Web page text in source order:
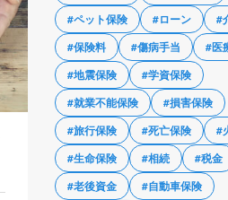
#ペット保険
#ローン
#
#保険料
#傷病手当
#医
#地震保険
#学資保険
#就業不能保険
#損害保険
#旅行保険
#死亡保険
#
#生命保険
#相続
#税金
#老後資金
#自動車保険